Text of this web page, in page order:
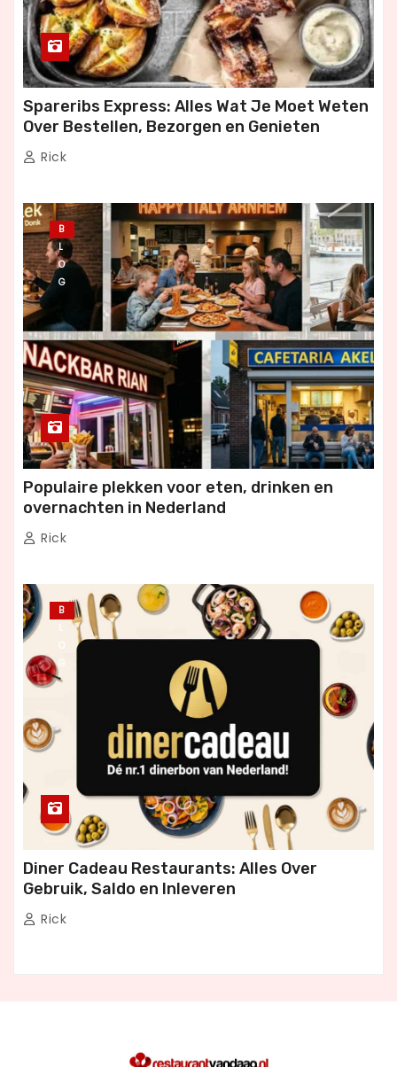
Spareribs Express: Alles Wat Je Moet Weten
Over Bestellen, Bezorgen en Genieten
Rick
B
L
O
G
Populaire plekken voor eten, drinken en
overnachten in Nederland
Rick
B
L
O
G
Diner Cadeau Restaurants: Alles Over
Gebruik, Saldo en Inleveren
Rick